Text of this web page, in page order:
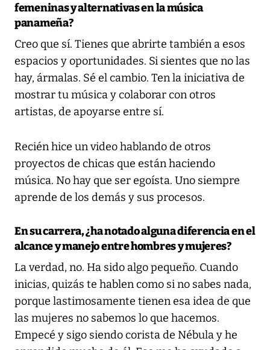
femeninas y alternativas en la música
panameña?
Creo que sí. Tienes que abrirte también a esos
espacios y oportunidades. Si sientes que no las
hay, ármalas. Sé el cambio. Ten la iniciativa de
mostrar tu música y colaborar con otros
artistas, de apoyarse entre sí.
Recién hice un video hablando de otros
proyectos de chicas que están haciendo
música. No hay que ser egoísta. Uno siempre
aprende de los demás y sus procesos.
En su carrera, ¿ha notado alguna diferencia en el
alcance y manejo entre hombres y mujeres?
La verdad, no. Ha sido algo pequeño. Cuando
inicias, quizás te hablen como si no sabes nada,
porque lastimosamente tienen esa idea de que
las mujeres no sabemos lo que hacemos.
Empecé y sigo siendo corista de Nébula y he